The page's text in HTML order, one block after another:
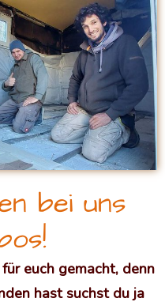
bei uns
euch gemacht, denn
hast suchst du ja